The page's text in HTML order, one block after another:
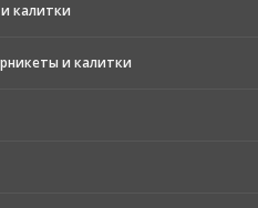
калитки
и калитки